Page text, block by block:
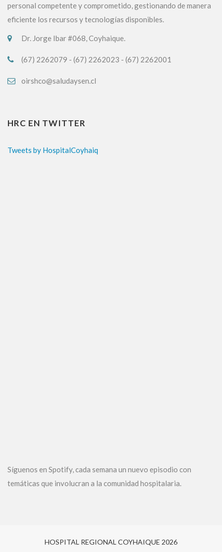
personal competente y comprometido, gestionando de manera
eficiente los recursos y tecnologías disponibles.
Dr. Jorge Ibar #068, Coyhaique.
(67) 2262079 - (67) 2262023 - (67) 2262001
oirshco@saludaysen.cl
HRC EN TWITTER
Tweets by HospitalCoyhaiq
Síguenos en Spotify, cada semana un nuevo episodio con
temáticas que involucran a la comunidad hospitalaria.
HOSPITAL REGIONAL COYHAIQUE 2026